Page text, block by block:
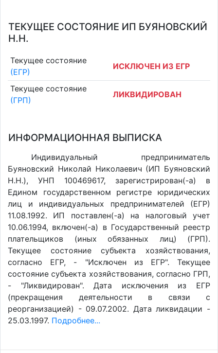
ТЕКУЩЕЕ СОСТОЯНИЕ ИП БУЯНОВСКИЙ
Н.Н.
Текущее состояние
(ЕГР)
ИСКЛЮЧЕН ИЗ ЕГР
Текущее состояние
(ГРП)
ЛИКВИДИРОВАН
ИНФОРМАЦИОННАЯ ВЫПИСКА
Индивидуальный предприниматель
Буяновский Николай Николаевич (ИП Буяновский
Н.Н.), УНП 100469617, зарегистрирован(-а) в
Едином государственном регистре юридических
лиц и индивидуальных предпринимателей (ЕГР)
11.08.1992. ИП поставлен(-a) на налоговый учет
10.06.1994, включен(-a) в Государственный реестр
плательщиков (иных обязанных лиц) (ГРП).
Текущее состояние субъекта хозяйствования,
согласно ЕГР, - "Исключен из ЕГР". Текущее
состояние субъекта хозяйствования, согласно ГРП,
- "Ликвидирован". Дата исключения из ЕГР
(прекращения деятельности в связи с
реорганизацией) - 09.07.2002. Дата ликвидации -
25.03.1997. Подробнее...